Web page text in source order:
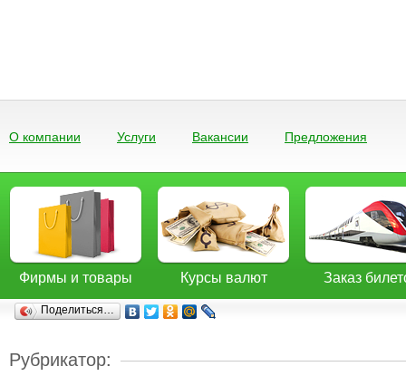
О компании Услуги Вакансии Предложения
Фирмы и товары Курсы валют Заказ
Поделиться…
Рубрикатор: